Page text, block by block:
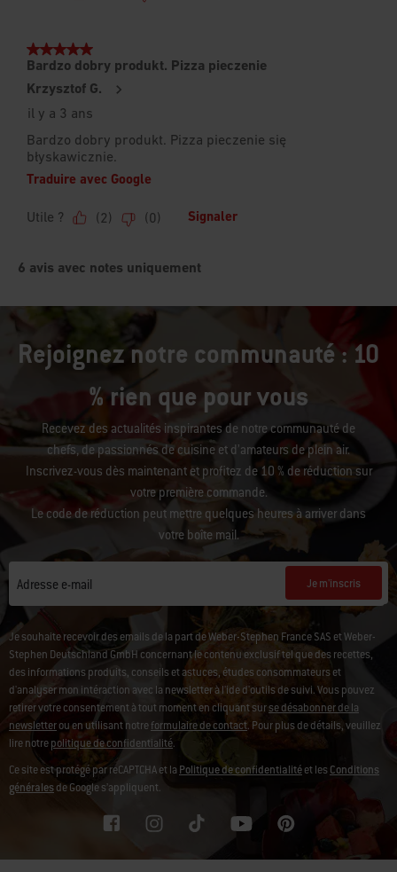
Rejoignez notre communauté : 10
% rien que pour vous
Recevez des actualités inspirantes de notre communauté de
chefs, de passionnés de cuisine et d’amateurs de plein air.
Inscrivez-vous dès maintenant et profitez de 10 % de réduction sur
votre première commande.
Le code de réduction peut mettre quelques heures à arriver dans
votre boîte mail.
Adresse e-mail Je m'inscris
Je souhaite recevoir des emails de la part de Weber-Stephen France SAS et Weber-
Stephen Deutschland GmbH concernant le contenu exclusif tel que des recettes,
des informations produits, conseils et astuces, études consommateurs et
d'analyser mon intéraction avec la newsletter à l'ide d'outils de suivi. Vous pouvez
retirer votre consentement à tout moment en cliquant surse désabonner de la
newsletterou en utilisant notreformulaire de contact. Pour plus de détails, veuillez
lire notrepolitique de confidentialité.
Ce site est protégé par reCAPTCHA et la Politique de confidentialitéet lesConditions
généralesde Google s’appliquent.